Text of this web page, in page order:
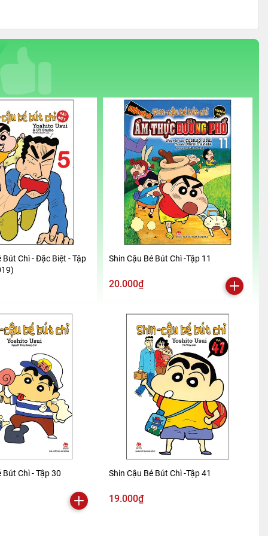
Bút Chì - Đặc Biệt - Tập
Shin Cậu Bé Bút Chì -Tập 11
20.000₫
Bút Chì - Tập 30 Shin Cậu Bé Bút Chì -Tập 41
19.000₫